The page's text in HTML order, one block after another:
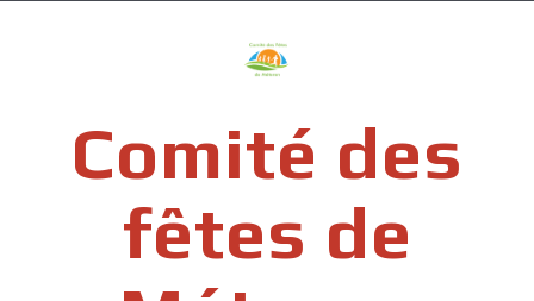
Comité des
fêtes de